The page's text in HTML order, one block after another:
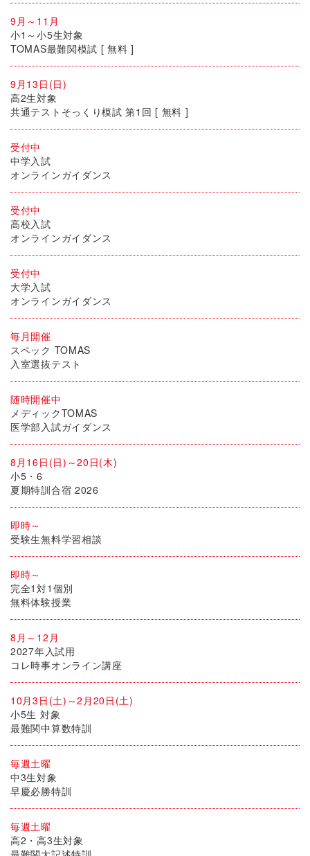
9月～11月
小1～小5生対象
TOMAS最難関模試 [ 無料 ]
9月13日(日)
高2生対象
共通テストそっくり模試 第1回 [ 無料 ]
受付中
中学入試
オンラインガイダンス
受付中
高校入試
オンラインガイダンス
受付中
大学入試
オンラインガイダンス
毎月開催
スペック TOMAS
入室選抜テスト
随時開催中
メディックTOMAS
医学部入試ガイダンス
8月16日(日)～20日(木)
小5・6
夏期特訓合宿 2026
即時～
受験生無料学習相談
即時～
完全1対1個別
無料体験授業
8月～12月
2027年入試用
コレ時事オンライン講座
10月3日(土)～2月20日(土)
小5生 対象
最難関中算数特訓
毎週土曜
中3生対象
早慶必勝特訓
毎週土曜
高2・高3生対象